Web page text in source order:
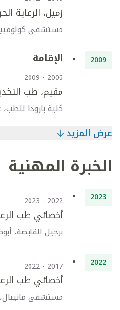
زميل، الرعاية
مستشفى كولومبيا
2009 الإقامة
2006 - 2009
مقيم، طب
كلية بارودا
عرض المزيد
الخبرة المهنية
2023
2022 - 2023
أخصائي طب
برجيل القابضة،
2022
2017 - 2022
أخصائي طب
مستشفى مانيبال،